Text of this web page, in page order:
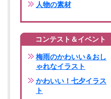
人物の素材
コンテスト＆イベント
梅雨のかわいい＆おし
ゃれなイラスト
かわいい！七夕イラス
ト